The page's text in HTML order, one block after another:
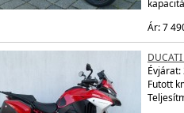
Ár: 7
Évjárat:
Futott